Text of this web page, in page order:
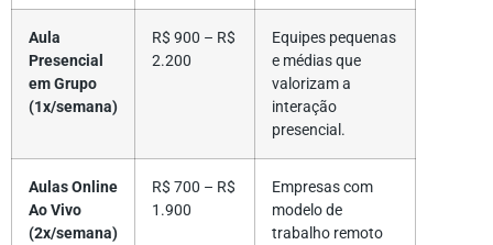
Aula
Presencial
em Grupo
(1x/semana)
R$ 900 – R$
2.200
Equipes pequenas
e médias que
valorizam a
interação
presencial.
Aulas Online
Ao Vivo
(2x/semana)
R$ 700 – R$
1.900
Empresas com
modelo de
trabalho remoto